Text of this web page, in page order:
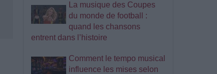
La musique des Coupes
du monde de football :
quand les chansons
entrent dans l’histoire
Comment le tempo musical
influence les mises selon